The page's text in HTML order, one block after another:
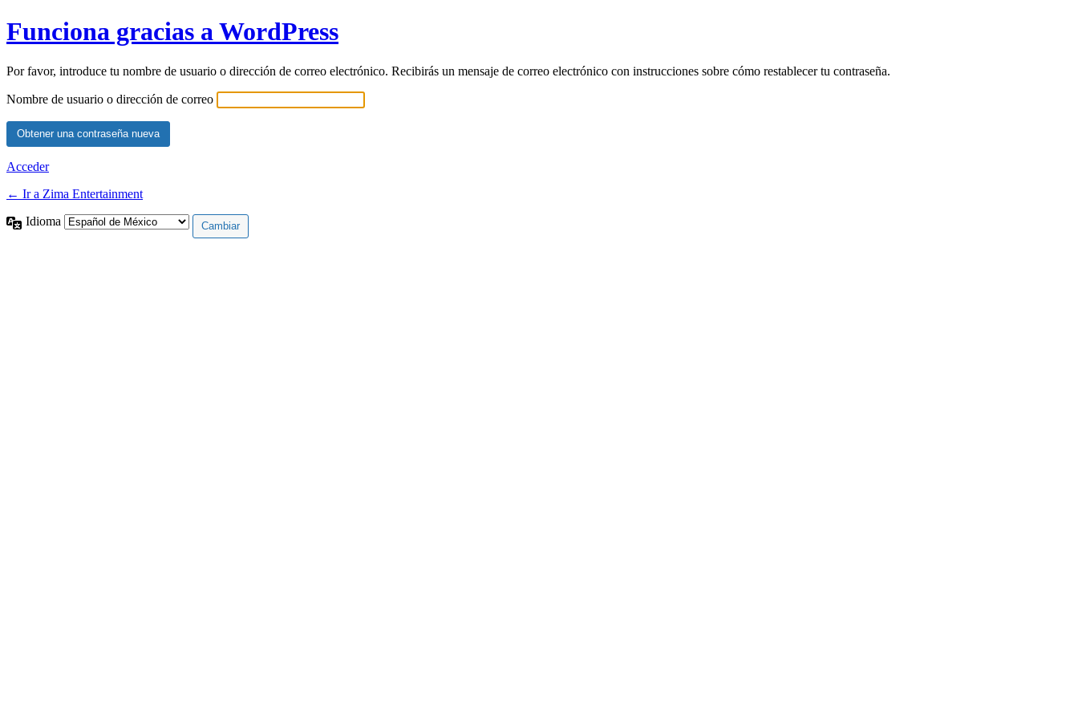
Funciona gracias a WordPress
Por favor, introduce tu nombre de usuario o dirección de correo electrónico. Recibirás un mensaje de correo electrónico con instrucciones sobre cómo restablecer tu contraseña.
Nombre de usuario o dirección de correo
Acceder
← Ir a Zima Entertainment
Idioma